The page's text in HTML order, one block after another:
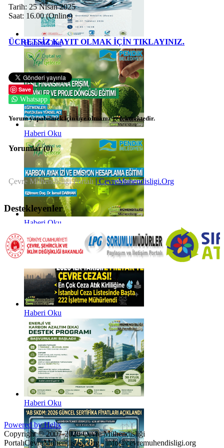
Haberi Oku
Haberi Oku
Haberi Oku
Haberi Oku
Haberi Oku
Tarih: 25 Nisan 2025
Saat: 16.00 (Online)
ÜCRETSİZ KAYIT OLMAK İÇİN TIKLAYINIZ.
Save
Whatsapp
Yorum yapabilmek için üye olmanız gerekmektedir.
Yorumlar (0)
Çevre Mühendisliği Portalı | CevreMuhendisligi.Org
Destekleyenler
Powered by Helix
Copyright © 2007-2026 Çevre Mühendisliği
PortalıCevreMuhendisligi.Org - info@cevremuhendisligi.org